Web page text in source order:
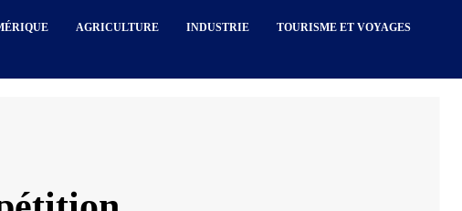
AGRICULTURE INDUSTRIE TOURISME ET VOYAGES